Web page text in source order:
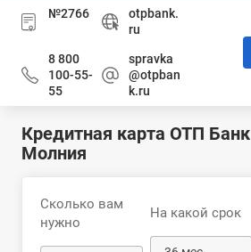
№2766
otpbank.
ru
8 800
100-55-
55
spravka
@otpban
k.ru
Кредитная карта ОТП Банк
Молния
Сколько вам
нужно
На какой срок